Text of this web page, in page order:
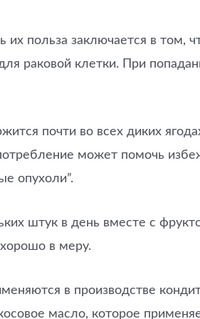
польза заключается в том,
раковой клетки. При
почти во всех диких
может помочь
опухоли”.
штук в день вместе с
в меру.
в производстве
масло, которое